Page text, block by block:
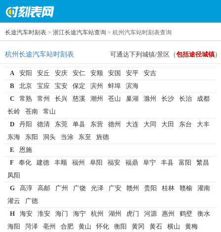
长途汽车时刻表 > 浙江长途汽车站查询 > 杭州汽车站时刻表查询
杭州长途汽车站时刻表 可通达下列城镇/景区（包括途径城镇）
A 安阳 安丘 安庆 安仁 安顺 安国 安平
安吉
B
北京 宝应 宝安 保定 滨州 蚌埠
滨海
C
常熟 常州 长兴 慈溪 潮州 苍山 巢湖 滁州 长沙 长治
成都
长岭
苍南
常山
D
丹阳 德清 东莞 单县 东营 德州 大连 大同 大田 东台
大丰
东海
东阳 洞头 当涂 东至
旌德
E
恩施
F
奉化 建德 丰顺 福州 阜阳 福安 福鼎 阜宁 丰县 富阳
繁昌
凤阳
G
高淳 高邮 广州 广饶 光泽 广安 赣州 贵阳 桂林 赣榆
灌南
灌云
广德
H
海安 淮安 海门 海宁 杭州 湖州 虎门 河源 惠州 鹤壁
衡水
海阳
菏泽 亳州 合肥 黄山 怀化 衡阳 黄冈 黄石 横山
黄梅